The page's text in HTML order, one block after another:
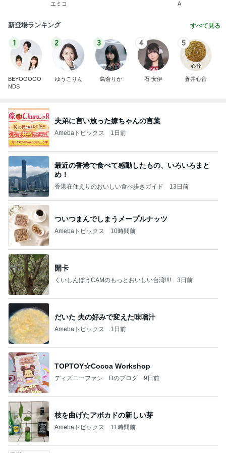
エミコ A
新登場ランキング すべて見る
1
BEYOOOOO
NDS
2
ゆうこりん
3
島倉りか
4
石 安伊
5
蒼井心音
夫弟に言い放った嫁ちゃんの言葉
Amebaトピックス 1日前
最近の香港で食べて感動したもの、いろいろまと
め！
香港在住えりのおいしい食べ歩きガイド 13日前
ついつまんでしまうメープルナッツ
Amebaトピックス 10時間前
開卡
くいしんぼうCAMのもっとおいしい台湾!!!! 3日前
だいた 夫の好みで変えた味噌汁
Amebaトピックス 1日前
TOPTOY☆Cocoa Workshop
ディズニーファン Dのブログ 9日前
枝を曲げたアボカドの新しい芽
Amebaトピックス 11時間前